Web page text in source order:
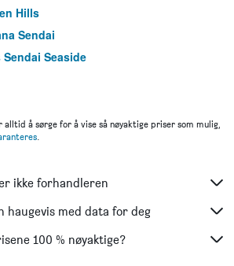
Hills
Sendai
Seaside
Itsutsubashi
alltid å sørge for å vise så nøyaktige priser som mulig,
.
ikke forhandleren
haugevis med data for deg
100 % nøyaktige?